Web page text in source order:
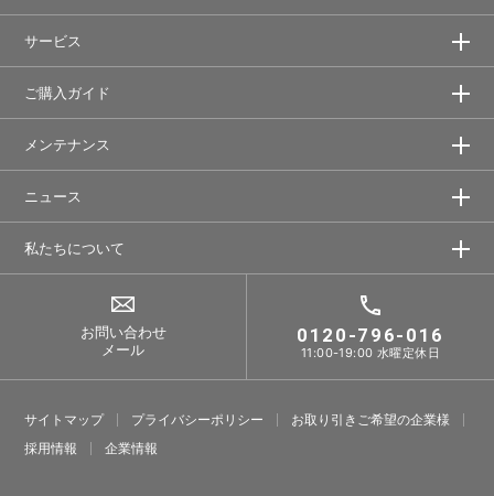
サービス
ご購入ガイド
メンテナンス
ニュース
私たちについて
お問い合わせ
メール
0120-796-016
11:00-19:00 水曜定休日
サイトマップ プライバシーポリシー
お取り引きご希望の企業様
採⽤情報
企業情報